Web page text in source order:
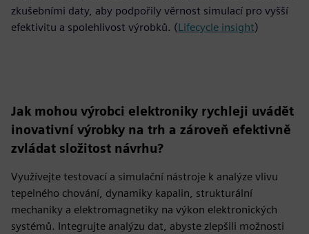
zkušebními daty, aby podpořily věrnost simulací pro vyšší
efektivitu a spolehlivost výrobků. (Lifecycle insight)
Jak mohou výrobci elektroniky rychleji uvádět
inovativní výrobky na trh a zároveň efektivně
zvládat složitost návrhu?
Využívejte testovací a simulační nástroje k analýze vlivu
tepelného chování, dynamiky kapalin, strukturální
mechaniky a elektromagnetiky na výkon elektronických
systémů. Integrujte analýzu dat, abyste zlepšili možnosti